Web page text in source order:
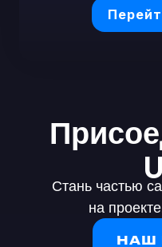
Стань частью
на
НАШ